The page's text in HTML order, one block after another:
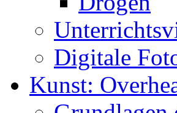
Digitale
Kunst: